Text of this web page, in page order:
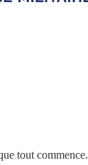
tout commence.